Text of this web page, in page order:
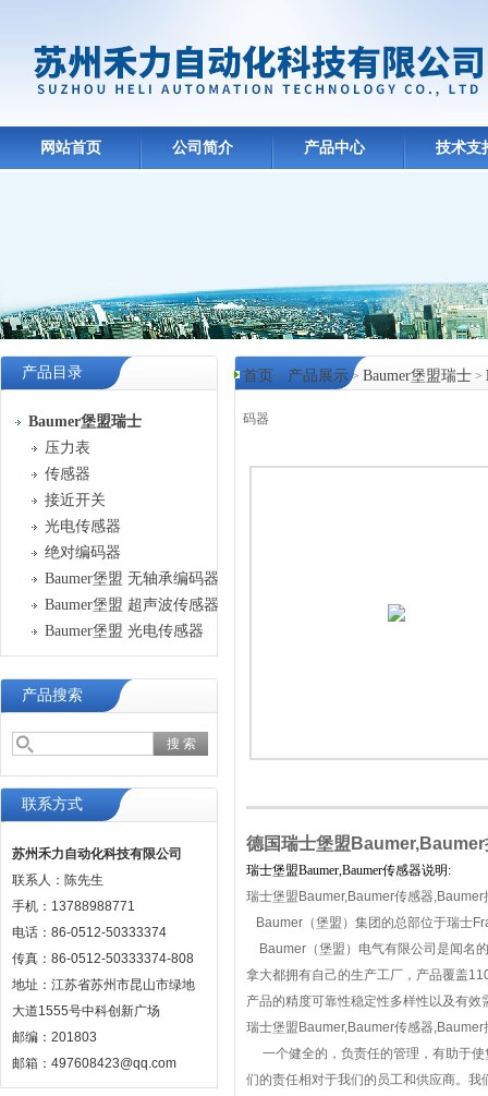
网站首页 公司简介 产品中心 技术支
产品目录
Baumer堡盟瑞士
压力表
传感器
接近开关
光电传感器
绝对编码器
Baumer堡盟 无轴承编码器
Baumer堡盟 超声波传感器
Baumer堡盟 光电传感器
产品搜索
联系方式
苏州禾力自动化科技有限公司
联系人：陈先生
手机：13788988771
电话：86-0512-50333374
传真：86-0512-50333374-808
地址：江苏省苏州市昆山市绿地
大道1555号中科创新广场
邮编：201803
邮箱：497608423@qq.com
首页 > 产品展示> Baumer堡盟瑞士 >
码器
德国瑞士堡盟
瑞士堡盟Baumer,Baumer传感器说明:
瑞士堡盟Baumer,Baumer传感器
Baumer（堡盟）集团的总部位于瑞士
Baumer（堡盟）电气有限公司是闻名
拿大都拥有自己的生产工厂，产品覆盖
产品的精度可靠性稳定性多样性以及有
瑞士堡盟Baumer,Baumer传感器
一个健全的，负责任的管理，有助于使
们的责任相对于我们的员工和供应商。